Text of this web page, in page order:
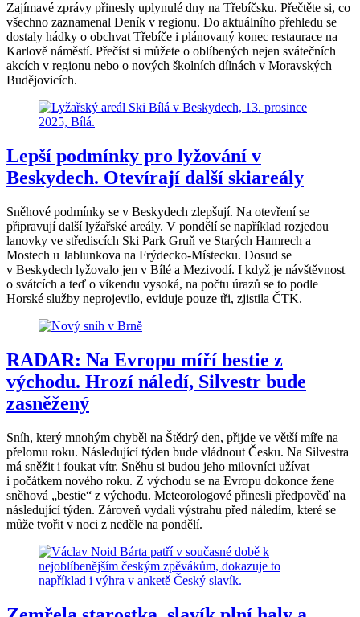
Zajímavé zprávy přinesly uplynulé dny na Třebíčsku. Přečtěte si, co
všechno zaznamenal Deník v regionu. Do aktuálního přehledu se
dostaly hádky o obchvat Třebíče i plánovaný konec restaurace na
Karlově náměstí. Přečíst si můžete o oblíbených nejen svátečních
akcích v regionu nebo o nových školních dílnách v Moravských
Budějovicích.
Lepší podmínky pro lyžování v
Beskydech. Otevírají další skiareály
Sněhové podmínky se v Beskydech zlepšují. Na otevření se
připravují další lyžařské areály. V pondělí se například rozjedou
lanovky ve střediscích Ski Park Gruň ve Starých Hamrech a
Mostech u Jablunkova na Frýdecko-Místecku. Dosud se
v Beskydech lyžovalo jen v Bílé a Mezivodí. I když je návštěvnost
o svátcích a teď o víkendu vysoká, na počtu úrazů se to podle
Horské služby neprojevilo, eviduje pouze tři, zjistila ČTK.
RADAR: Na Evropu míří bestie z
východu. Hrozí náledí, Silvestr bude
zasněžený
Sníh, který mnohým chyběl na Štědrý den, přijde ve větší míře na
přelomu roku. Následující týden bude vládnout Česku. Na Silvestra
má sněžit i foukat vítr. Sněhu si budou jeho milovníci užívat
i počátkem nového roku. Z východu se na Evropu dokonce žene
sněhová „bestie“ z východu. Meteorologové přinesli předpověď na
následující týden. Zároveň vydali výstrahu před náledím, které se
může tvořit v noci z neděle na pondělí.